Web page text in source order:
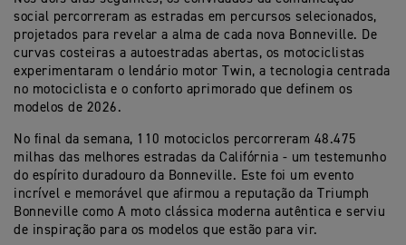
social percorreram as estradas em percursos selecionados,
projetados para revelar a alma de cada nova Bonneville. De
curvas costeiras a autoestradas abertas, os motociclistas
experimentaram o lendário motor Twin, a tecnologia centrada
no motociclista e o conforto aprimorado que definem os
modelos de 2026.
No final da semana, 110 motociclos percorreram 48.475
milhas das melhores estradas da Califórnia - um testemunho
do espírito duradouro da Bonneville. Este foi um evento
incrível e memorável que afirmou a reputação da Triumph
Bonneville como A moto clássica moderna autêntica e serviu
de inspiração para os modelos que estão para vir.